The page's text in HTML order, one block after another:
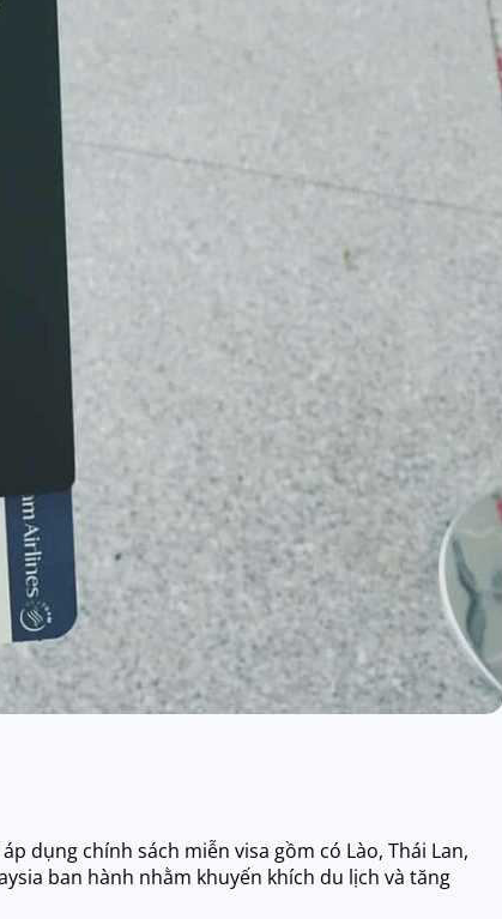
dụng chính sách miễn visa gồm có Lào, Thái Lan,
ban hành nhằm khuyến khích du lịch và tăng